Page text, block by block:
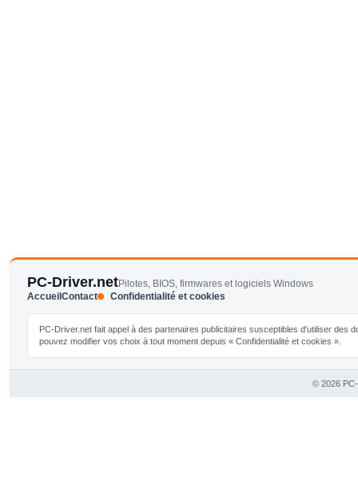
PC-Driver.netPilotes, BIOS, firmwares et logiciels Windows
AccueilContact Confidentialité et cookies
PC-Driver.net fait appel à des partenaires publicitaires susceptibles d'utiliser
pouvez modifier vos choix à tout moment depuis « Confidentialité et cookies ».
© 2026